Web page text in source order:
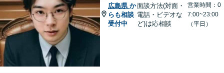
広島県 か
らも相談
受付中
面談方法(対面・
電話・ビデオな
ど)は応相談
営業時間：0
7:00~23:00
（平日）